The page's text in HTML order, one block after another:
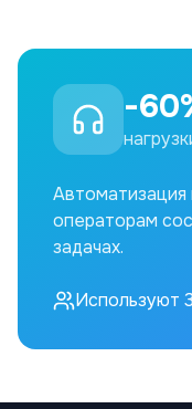
-
Автоматизация
операторам
задачах.
Используют